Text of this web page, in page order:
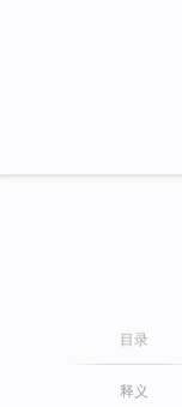
目录
释义